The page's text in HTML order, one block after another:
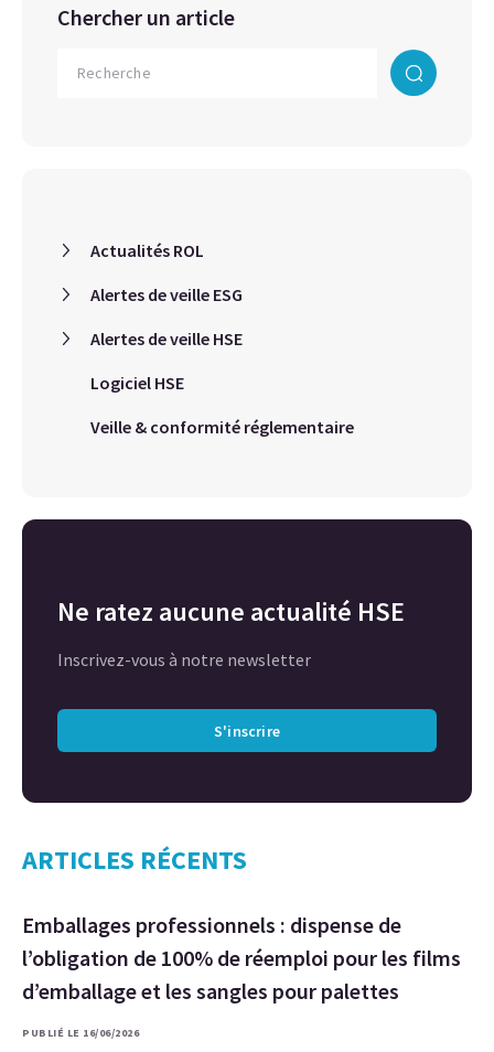
Chercher un article
Actualités ROL
Alertes de veille ESG
Alertes de veille HSE
Logiciel HSE
Veille & conformité réglementaire
Ne ratez aucune actualité HSE
Inscrivez-vous à notre newsletter
S'inscrire
ARTICLES RÉCENTS
Emballages professionnels : dispense de
l’obligation de 100% de réemploi pour les films
d’emballage et les sangles pour palettes
PUBLIÉ LE 16/06/2026